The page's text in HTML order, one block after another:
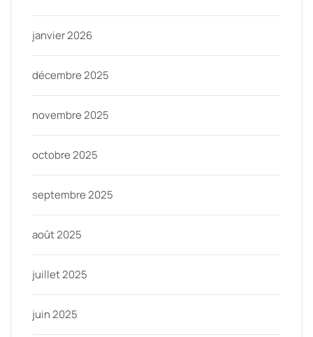
janvier 2026
décembre 2025
novembre 2025
octobre 2025
septembre 2025
août 2025
juillet 2025
juin 2025